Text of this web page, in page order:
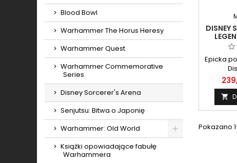
Blood Bowl
Warhammer The Horus Heresy
Warhammer Quest
Warhammer Commemorative
Series
Disney Sorcerer's Arena
Senjutsu: Bitwa o Japonię
Warhammer: Old World
Książki opowiadające fabułę
Warhammera
DISNEY
Epicka

Pokazano